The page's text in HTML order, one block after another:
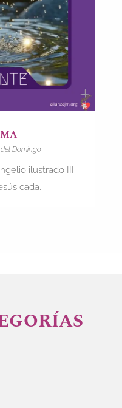
Domingo
ilustrado III
cada...